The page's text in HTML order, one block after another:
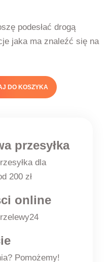
podesłać drogą
jaka ma znaleźć się na
DO KOSZYKA
przesyłka
dla
200 zł
online
Pomożemy!